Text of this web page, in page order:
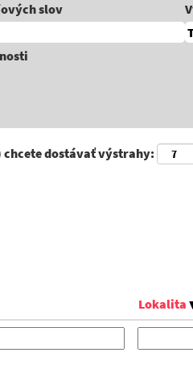
slov
chcete dostávať výstrahy:
Lokalita